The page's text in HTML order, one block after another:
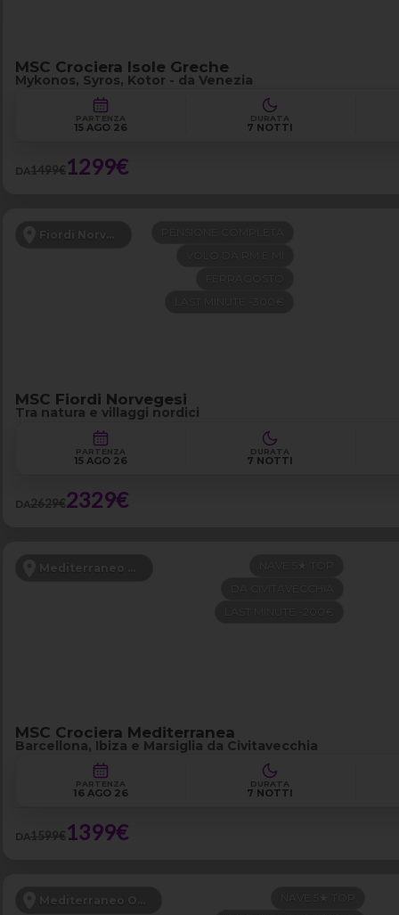
MSC Crociera Isole Greche
Mykonos, Syros, Kotor - da Venezia
PARTENZA
15 AGO 26
DURATA
7 NOTTI
DA1499€1299€
Fiordi Norvegesi
MSC Fiordi Norvegesi
Tra natura e villaggi nordici
PARTENZA
15 AGO 26
DURATA
7 NOTTI
DA2629€2329€
Mediterraneo Occidentale
MSC Crociera Mediterranea
Barcellona, Ibiza e Marsiglia da Civitavecchia
PARTENZA
16 AGO 26
DURATA
7 NOTTI
DA1599€1399€
Mediterraneo Occidentale
NAVE 5★ TOP